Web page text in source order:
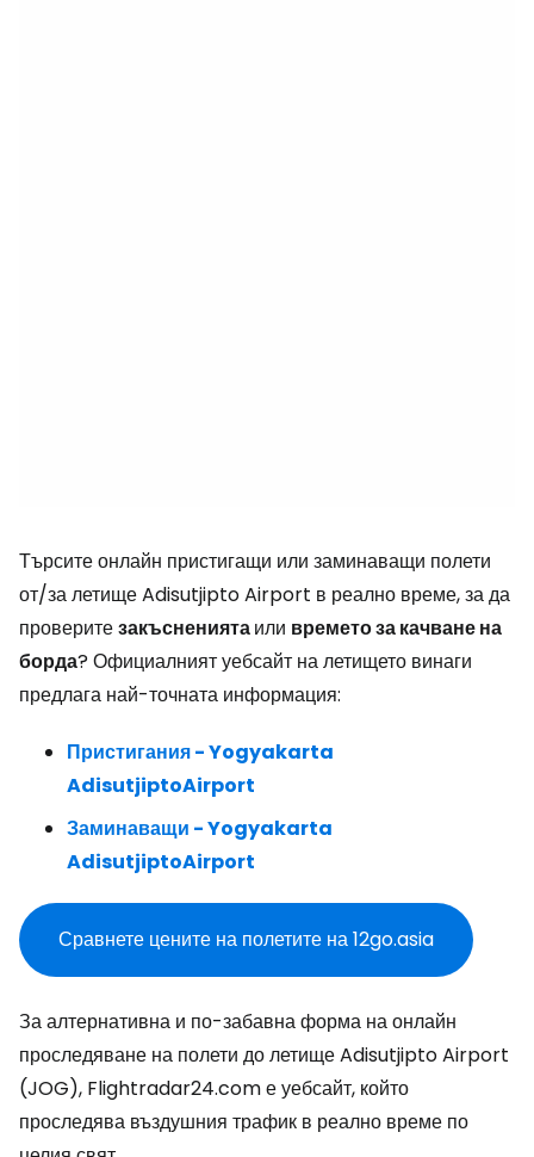
Търсите онлайн пристигащи или заминаващи полети
от/за летище Adisutjipto Airport в реално време, за да
проверитезакъснениятаили времето за качване на
борда? Официалният уебсайт на летището винаги
предлага най-точната информация:
Пристигания - Yogyakarta
AdisutjiptoAirport
Заминаващи - Yogyakarta
AdisutjiptoAirport
Сравнете цените на полетите на 12go.asia
За алтернативна и по-забавна форма на онлайн
проследяване на полети до летище Adisutjipto Airport
(JOG), Flightradar24.com е уебсайт, който
проследява въздушния трафик в реално време по